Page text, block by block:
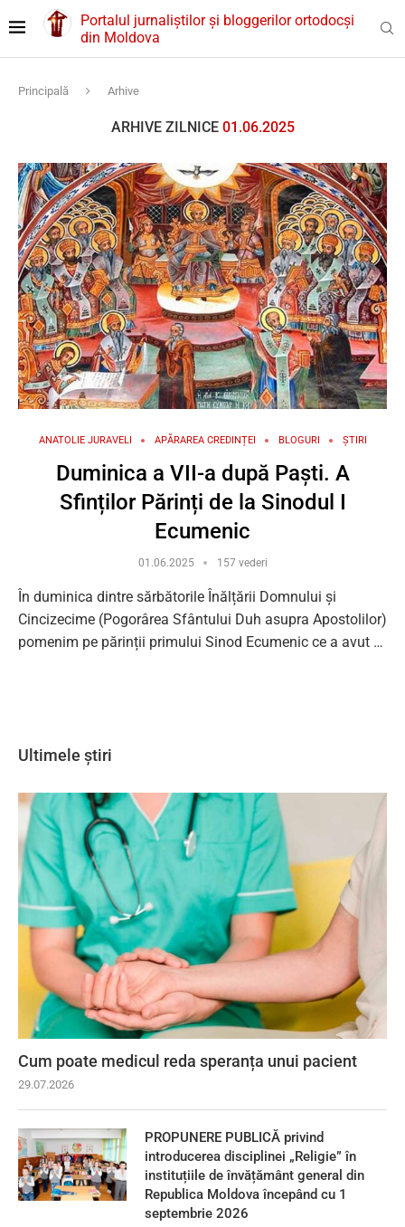
Portalul jurnaliștilor și bloggerilor ortodocși
din Moldova
Principală Arhive
ARHIVE ZILNICE 01.06.2025
ANATOLIE JURAVELI APĂRAREA CREDINȚEI BLOGURI ȘTIRI
Duminica a VII-a după Paști. A
Sfinților Părinți de la Sinodul I
Ecumenic
01.06.2025 157 vederi
În duminica dintre sărbătorile Înălțării Domnului și
Cincizecime (Pogorârea Sfântului Duh asupra Apostolilor)
pomenim pe părinții primului Sinod Ecumenic ce a avut …
Ultimele știri
Cum poate medicul reda speranța unui pacient
29.07.2026
PROPUNERE PUBLICĂ privind
introducerea disciplinei „Religie” în
instituțiile de învățământ general din
Republica Moldova începând cu 1
septembrie 2026